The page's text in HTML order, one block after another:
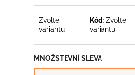
Zvolte
variantu
Kód: Zvolte
variantu
MNOŽSTEVNÍ SLEVA